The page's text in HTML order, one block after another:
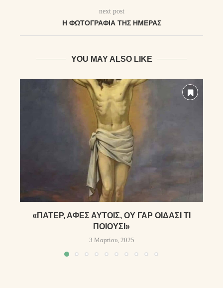
next post
Η ΦΩΤΟΓΡΑΦΊΑ ΤΗΣ ΗΜΈΡΑΣ
YOU MAY ALSO LIKE
«ΠΆΤΕΡ, ΆΦΕΣ ΑΥΤΟΊΣ, ΟΥ ΓΆΡ ΟΊΔΑΣΙ ΤΊ
ΠΟΙΟΎΣΙ»
3 Μαρτίου, 2025